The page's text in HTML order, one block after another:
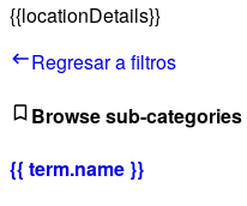
{{locationDetails}}
Regresar a filtros
Browse sub-categories
{{ term.name }}